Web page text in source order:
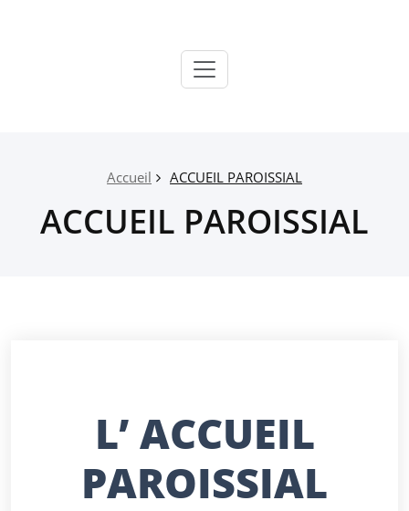
Accueil ACCUEIL PAROISSIAL
ACCUEIL PAROISSIAL
L’ ACCUEIL
PAROISSIAL